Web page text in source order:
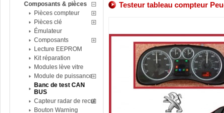
Composants & pièces
Pièces compteur
Pièces clé
Émulateur
Composants
Lecture EEPROM
Kit réparation
Modules lève vitre
Module de puissance
Banc de test CAN
BUS
Capteur radar de recul
Bouton Warning
Testeur tableau compteur